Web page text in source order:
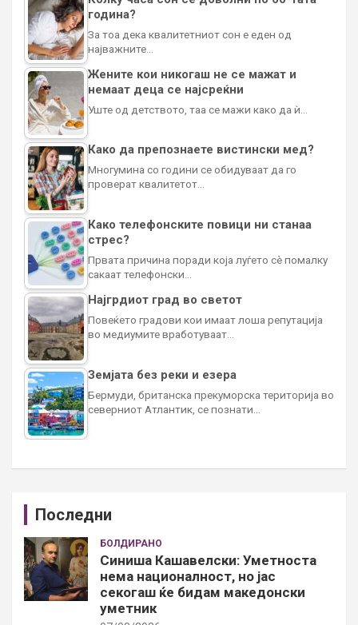
година?
За тоа дека квалитетниот сон е еден од
најважните…
Жените кои никогаш не се мажат и
немаат деца се најсреќни
Уште од детството, таа се мажи како да ѝ…
Како да препознаете вистински мед?
Многумина со години се обидуваат да го
проверат квалитетот…
Како телефонските повици ни станаа
стрес?
Првата причина поради која луѓето сè помалку
сакаат телефонски…
Најгрдиот град во светот
Повеќето градови кои имаат лоша репутација
во медиумите вработуваат…
Земјата без реки и езера
Бермуди, британска прекуморска територија во
северниот Атлантик, се познати…
Последни
БОЛДИРАНО
Синиша Кашавелски: Уметноста
нема националност, но јас
секогаш ќе бидам македонски
уметник